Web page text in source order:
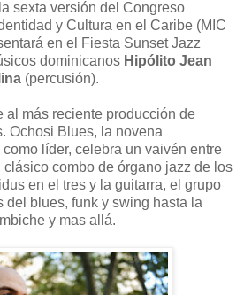
sexta versión del Congreso
y Cultura en el Caribe (MIC
en el Fiesta Sunset Jazz
dominicanos Hipólito Jean
(percusión).
al más reciente producción de
Ochosi Blues, la novena
líder, celebra un vaivén entre
clásico combo de órgano jazz de los
en el tres y la guitarra, el grupo
del blues, funk y swing hasta la
y mas allá.